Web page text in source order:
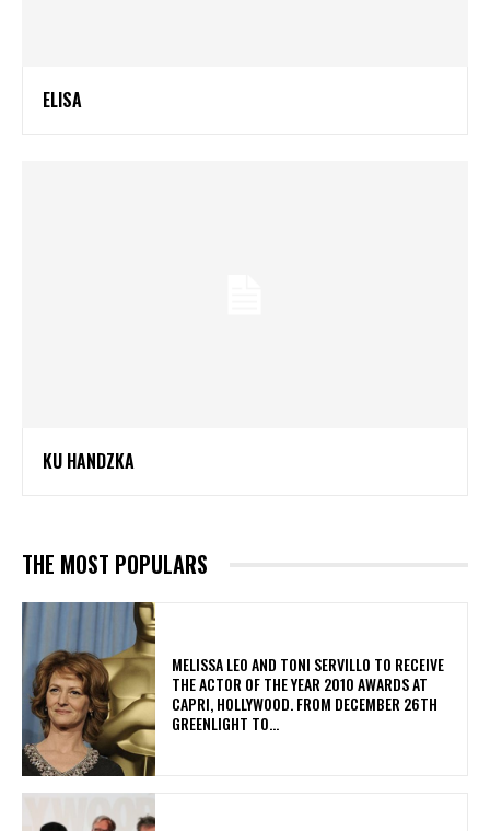
ELISA
KU HANDZKA
THE MOST POPULARS
MELISSA LEO AND TONI SERVILLO TO RECEIVE
THE ACTOR OF THE YEAR 2010 AWARDS AT
CAPRI, HOLLYWOOD. FROM DECEMBER 26TH
GREENLIGHT TO...